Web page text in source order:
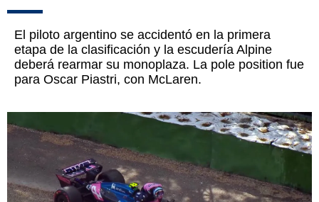
El piloto argentino se accidentó en la primera
etapa de la clasificación y la escudería Alpine
deberá rearmar su monoplaza. La pole position fue
para Oscar Piastri, con McLaren.